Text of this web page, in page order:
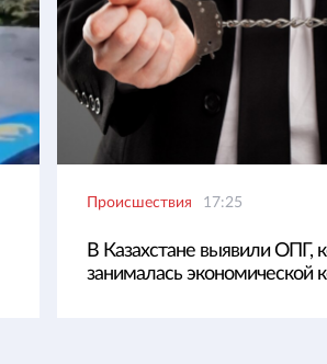
Происшествия 17:25
В Казахстане выявили ОПГ,
занималась экономической